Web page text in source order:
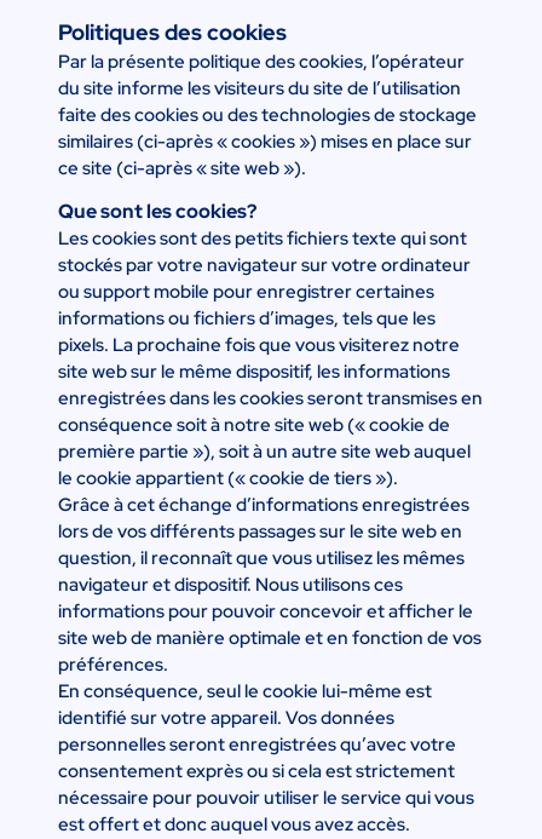
Politiques des cookies
Par la présente politique des cookies, l’opérateur
du site informe les visiteurs du site de l’utilisation
faite des cookies ou des technologies de stockage
similaires (ci-après « cookies ») mises en place sur
ce site (ci-après « site web »).
Que sont les cookies?
Les cookies sont des petits fichiers texte qui sont
stockés par votre navigateur sur votre ordinateur
ou support mobile pour enregistrer certaines
informations ou fichiers d’images, tels que les
pixels. La prochaine fois que vous visiterez notre
site web sur le même dispositif, les informations
enregistrées dans les cookies seront transmises en
conséquence soit à notre site web (« cookie de
première partie »), soit à un autre site web auquel
le cookie appartient (« cookie de tiers »).
Grâce à cet échange d’informations enregistrées
lors de vos différents passages sur le site web en
question, il reconnaît que vous utilisez les mêmes
navigateur et dispositif. Nous utilisons ces
informations pour pouvoir concevoir et afficher le
site web de manière optimale et en fonction de vos
préférences.
En conséquence, seul le cookie lui-même est
identifié sur votre appareil. Vos données
personnelles seront enregistrées qu’avec votre
consentement exprès ou si cela est strictement
nécessaire pour pouvoir utiliser le service qui vous
est offert et donc auquel vous avez accès.